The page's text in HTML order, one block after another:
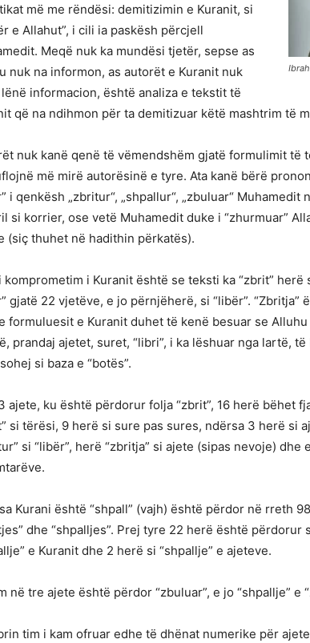
më me rëndësi: demitizimin e Kuranit, si
e Allahut”, i cili ia paskësh përcjell
Meqë nuk ka mundësi tjetër, sepse as
nuk na informon, as autorët e Kuranit nuk
lënë informacion, është analiza e tekstit të
që na ndihmon për ta demitizuar këtë mashtrim të
nuk kanë qenë të vëmendshëm gjatë formulimit të
më mirë autorësinë e tyre. Ata kanë bërë
i qenkësh „zbritur“, „shpallur“, „zbuluar“
si korrier, ose vetë Muhamedit duke i “zhurmuar”
(siç thuhet në hadithin përkatës).
komprometim i Kuranit është se teksti ka “zbrit”
gjatë 22 vjetëve, e jo përnjëherë, si “libër”.
formuluesit e Kuranit duhet të kenë besuar se
prandaj ajetet, suret, “libri”, i ka lëshuar nga lartë,
si baza e “botës”.
ajete, ku është përdorur folja “zbrit”, 16 herë bëhet
si tërësi, 9 herë si sure pas sures, ndërsa 3 herë si
si “libër”, herë “zbritja” si ajete (sipas nevoje)
Kurani është “shpall” (vajh) është përdor në rreth
dhe “shpalljes”. Prej tyre 22 herë është përdorur
e Kuranit dhe 2 herë si “shpallje” e ajeteve.
në tre ajete është përdor “zbuluar”, e jo “shpallje” e
tim i kam ofruar edhe të dhënat numerike për